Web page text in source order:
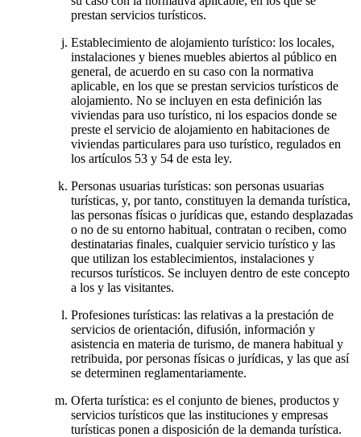
prestan servicios turísticos.
Establecimiento de alojamiento turístico: los locales,
instalaciones y bienes muebles abiertos al público en
general, de acuerdo en su caso con la normativa
aplicable, en los que se prestan servicios turísticos de
alojamiento. No se incluyen en esta definición las
viviendas para uso turístico, ni los espacios donde se
preste el servicio de alojamiento en habitaciones de
viviendas particulares para uso turístico, regulados en
los artículos 53 y 54 de esta ley.
Personas usuarias turísticas: son personas usuarias
turísticas, y, por tanto, constituyen la demanda turística,
las personas físicas o jurídicas que, estando desplazadas
o no de su entorno habitual, contratan o reciben, como
destinatarias finales, cualquier servicio turístico y las
que utilizan los establecimientos, instalaciones y
recursos turísticos. Se incluyen dentro de este concepto
a los y las visitantes.
Profesiones turísticas: las relativas a la prestación de
servicios de orientación, difusión, información y
asistencia en materia de turismo, de manera habitual y
retribuida, por personas físicas o jurídicas, y las que así
se determinen reglamentariamente.
Oferta turística: es el conjunto de bienes, productos y
servicios turísticos que las instituciones y empresas
turísticas ponen a disposición de la demanda turística.